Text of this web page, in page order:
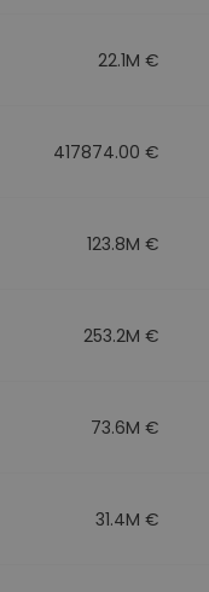
22.1M €
417874.00 €
123.8M €
253.2M €
73.6M €
31.4M €